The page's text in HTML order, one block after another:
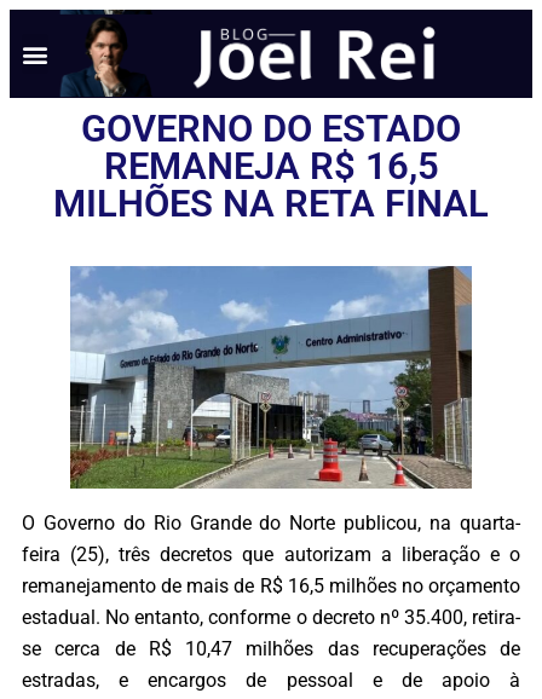
GOVERNO DO ESTADO
REMANEJA R$ 16,5
MILHÕES NA RETA FINAL
O Governo do Rio Grande do Norte publicou, na quarta-
feira (25), três decretos que autorizam a liberação e o
remanejamento de mais de R$ 16,5 milhões no orçamento
estadual. No entanto, conforme o decreto nº 35.400, retira-
se cerca de R$ 10,47 milhões das recuperações de
estradas, e encargos de pessoal e de apoio à